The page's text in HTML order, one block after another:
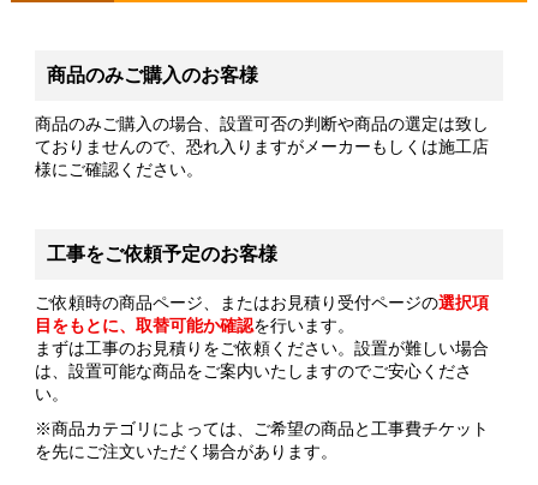
商品のみご購入のお客様
商品のみご購入の場合、設置可否の判断や商品の選定は致し
ておりませんので、恐れ入りますがメーカーもしくは施工店
様にご確認ください。
工事をご依頼予定のお客様
ご依頼時の商品ページ、またはお見積り受付ページの選択項
目をもとに、取替可能か確認を行います。
まずは工事のお見積りをご依頼ください。設置が難しい場合
は、設置可能な商品をご案内いたしますのでご安心くださ
い。
※商品カテゴリによっては、ご希望の商品と工事費チケット
を先にご注文いただく場合があります。